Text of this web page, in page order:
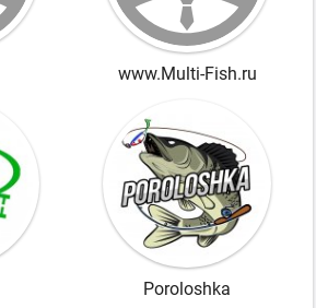
www.Multi-Fish.ru
Poroloshka